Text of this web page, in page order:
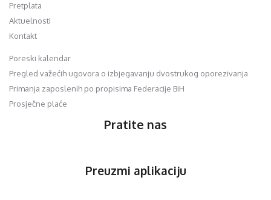
Pretplata
Aktuelnosti
Kontakt
Poreski kalendar
Pregled važećih ugovora o izbjegavanju dvostrukog oporezivanja
Primanja zaposlenih po propisima Federacije BiH
Prosječne plaće
Pratite nas
Preuzmi aplikaciju